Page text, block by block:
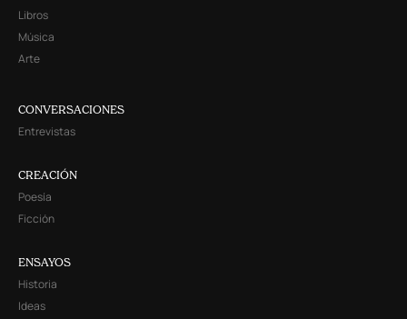
Libros
Música
Arte
CONVERSACIONES
Entrevistas
CREACIÓN
Poesía
Ficción
ENSAYOS
Historia
Ideas